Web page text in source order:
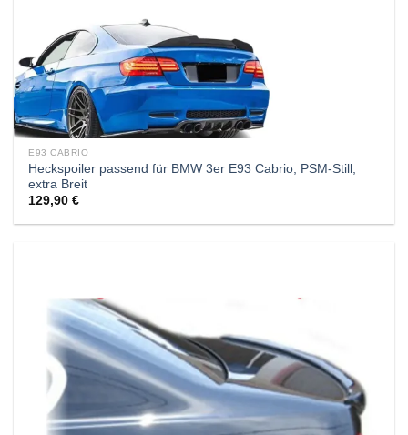
E93 CABRIO
Heckspoiler passend für BMW 3er E93 Cabrio, PSM-Still,
extra Breit
129,90€